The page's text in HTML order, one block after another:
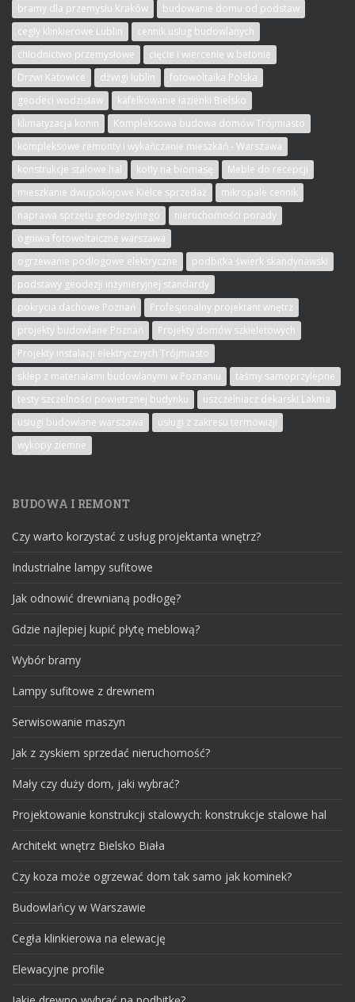
bramy dla przemysłu Kraków
budowanie domu od podstaw
cegły klinkierowe Lublin
cennik usług budowlanych
chłodnictwo przemysłowe
cięcie i wiercenie w betonie
Drzwi Katowice
dźwigi lublin
fotowoltaika Polska
geodeci wodzisław
kafelkowanie łazienki Bielsko
klimatyzacja konin
Kompleksowa budowa domów Trójmiasto
kompleksowe remonty i wykańczanie mieszkań - Warszawa
konstrukcje stalowe hal
kotły na biomasę
Meble do recepcji
mieszkanie dwupokojowe Kielce sprzedaż
mikropale cennik
naprawa sprzętu geodezyjnego
nieruchomości porady
ogniwa fotowoltaiczne warszawa
ogrzewanie podłogowe elektryczne
podbitka świerk skandynawski
podstawy geodezji inżynieryjnej standardy
pokrycia dachowe Poznań
Profesjonalny projektant wnętrz
projekty budowlane Poznań
Projekty domów szkieletowych
Projekty instalacji elektrycznych Trójmiasto
sklep z materiałami budowlanymi w Poznaniu
taśmy samoprzylepne
testy szczelności powietrznej budynku
uszczelniacz dekarski Lakma
usługi budowlane warszawa
usługi z zakresu termowizji
wykopy ziemne
BUDOWA I REMONT
Czy warto korzystać z usług projektanta wnętrz?
Industrialne lampy sufitowe
Jak odnowić drewnianą podłogę?
Gdzie najlepiej kupić płytę meblową?
Wybór bramy
Lampy sufitowe z drewnem
Serwisowanie maszyn
Jak z zyskiem sprzedać nieruchomość?
Mały czy duży dom, jaki wybrać?
Projektowanie konstrukcji stalowych: konstrukcje stalowe hal
Architekt wnętrz Bielsko Biała
Czy koza może ogrzewać dom tak samo jak kominek?
Budowlańcy w Warszawie
Cegła klinkierowa na elewację
Elewacyjne profile